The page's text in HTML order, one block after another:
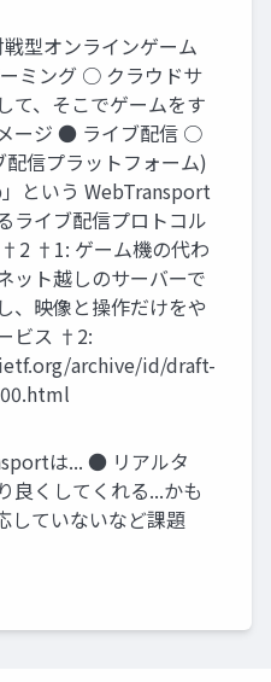
型オンラインゲーム
ミング ○ クラウドサ
て、そこでゲームをす
ージ ● ライブ配信 ○
信プラットフォーム)
という WebTransport
ライブ配信プロトコル
†1: ゲーム機の代わ
ット越しのサーバーで
、映像と操作だけをや
ビス †2:
archive/id/draft-
は... ● リアルタ
良くしてくれる...かも
ていないなど課題